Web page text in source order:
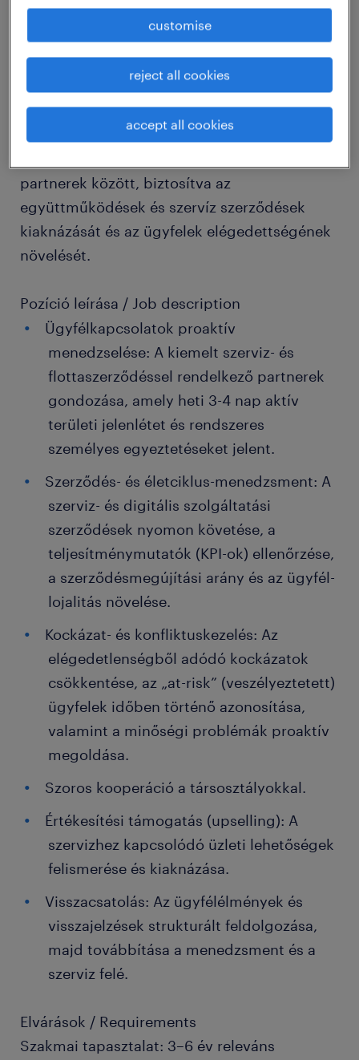
anyagmozgatási megoldások piacának egyik
meghatározó, nemzetközi hátterű szereplője.
Csapatuk bővülése miatt keressük Kelet-
Magyarország régióra Technical After Sales
Manager pozícióba új kollégájukat, aki az
üzemeltetési időszak alatt az elsőszámú
partnerek között, biztosítva az
együttműködések és szervíz szerződések
kiaknázását és az ügyfelek elégedettségének
növelését.
Pozíció leírása / Job description
Ügyfélkapcsolatok proaktív
menedzselése: A kiemelt szerviz- és
flottaszerződéssel rendelkező partnerek
gondozása, amely heti 3-4 nap aktív
területi jelenlétet és rendszeres
személyes egyeztetéseket jelent.
Szerződés- és életciklus-menedzsment: A
szerviz- és digitális szolgáltatási
szerződések nyomon követése, a
teljesítménymutatók (KPI-ok) ellenőrzése,
a szerződésmegújítási arány és az ügyfél-
lojalitás növelése.
Kockázat- és konfliktuskezelés: Az
elégedetlenségből adódó kockázatok
csökkentése, az „at-risk” (veszélyeztetett)
ügyfelek időben történő azonosítása,
valamint a minőségi problémák proaktív
megoldása.
Szoros kooperáció a társosztályokkal.
Értékesítési támogatás (upselling): A
szervizhez kapcsolódó üzleti lehetőségek
felismerése és kiaknázása.
Visszacsatolás: Az ügyfélélmények és
visszajelzések strukturált feldolgozása,
majd továbbítása a menedzsment és a
szerviz felé.
Elvárások / Requirements
Szakmai tapasztalat: 3–6 év releváns
customise
reject all cookies
accept all cookies